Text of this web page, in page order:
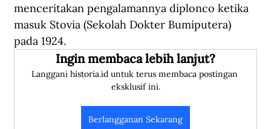
menceritakan pengalamannya diplonco ketika
masuk Stovia (Sekolah Dokter Bumiputera)
pada 1924.
Ingin membaca lebih lanjut?
Langgani historia.id untuk terus membaca postingan
eksklusif ini.
Berlangganan Sekarang